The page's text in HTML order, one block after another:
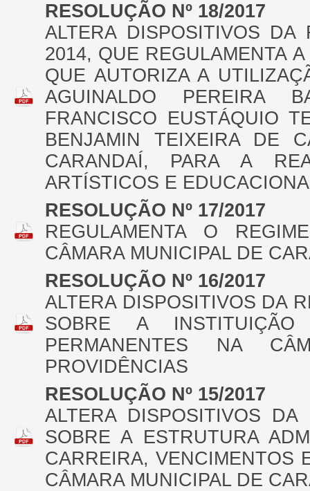
RESOLUÇÃO Nº 18/2017
ALTERA DISPOSITIVOS
2014, QUE REGULAMENTA
QUE AUTORIZA A
AGUINALDO PEREIRA
FRANCISCO EUSTÁQUIO
BENJAMIN TEIXEIRA DE
CARANDAÍ, PARA A
ARTÍSTICOS E
RESOLUÇÃO Nº 17/2017
REGULAMENTA O
CÂMARA MUNICIPAL DE
RESOLUÇÃO Nº 16/2017
ALTERA DISPOSITIVOS DA
SOBRE A INSTITUIÇÃO
PERMANENTES NA
PROVIDÊNCIAS
RESOLUÇÃO Nº 15/2017
ALTERA DISPOSITIVOS
SOBRE A ESTRUTURA
CARREIRA, VENCIMENTOS
CÂMARA MUNICIPAL DE